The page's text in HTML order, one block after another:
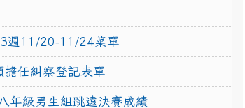
週11/20-11/24菜單
擔任糾察登記表單
年級男生組跳遠決賽成績